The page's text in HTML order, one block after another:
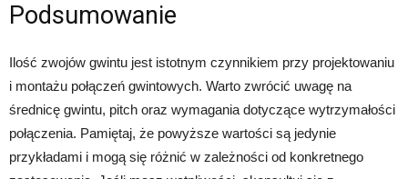
Podsumowanie
Ilość zwojów gwintu jest istotnym czynnikiem przy projektowaniu
i montażu połączeń gwintowych. Warto zwrócić uwagę na
średnicę gwintu, pitch oraz wymagania dotyczące wytrzymałości
połączenia. Pamiętaj, że powyższe wartości są jedynie
przykładami i mogą się różnić w zależności od konkretnego